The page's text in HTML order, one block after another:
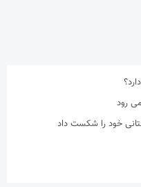
رود
خود را شکست داد